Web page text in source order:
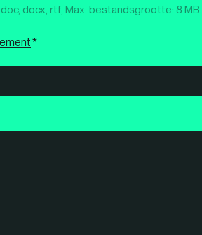
docx, rtf, Max. bestandsgrootte: 8 MB.
*